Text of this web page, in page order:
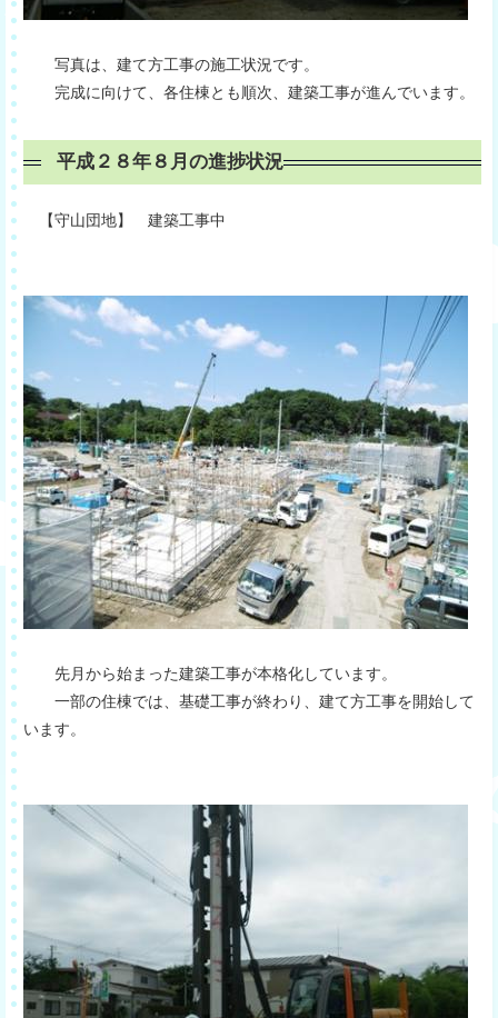
写真は、建て方工事の施工状況です。
完成に向けて、各住棟とも順次、建築工事が進んでいます。
平成２８年８月の進捗状況
【守山団地】 建築工事中
先月から始まった建築工事が本格化しています。
一部の住棟では、基礎工事が終わり、建て方工事を開始して
います。